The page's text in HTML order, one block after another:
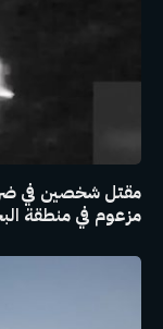
مقتل شخصين في
مزعوم في منطقة